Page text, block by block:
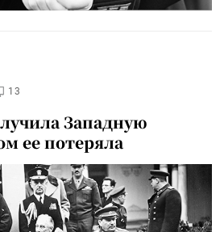
13
Западную
ее потеряла